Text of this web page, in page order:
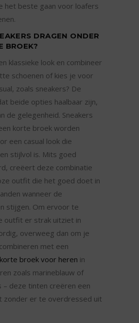
het beste gaan voor loafers
DRAGEN ONDER
BROEK?
klassieke look en combineer
schoenen of kies je voor
zoals sneakers? De
beide opties haalbaar zijn,
de gelegenheid. Sneakers
korte broek worden
een casual look die
stijlvol is. Mits goed
creëert deze combinatie
outfit die het goed doet in
wanneer de
stijgen. Om ervoor te
outfit er strak uitziet in
overweeg dan om je
met een
korte broek voor heren in
zoals marineblauw of
– deze tinten creëren een
zonder er te overdressed uit